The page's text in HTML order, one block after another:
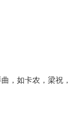
，如卡农，梁祝